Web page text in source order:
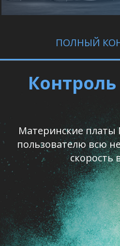
ПОЛНЫЙ
Материнские платы
пользователю всю
скорость